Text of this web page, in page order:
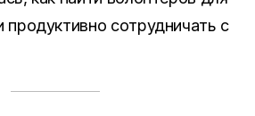
продуктивно сотрудничать с